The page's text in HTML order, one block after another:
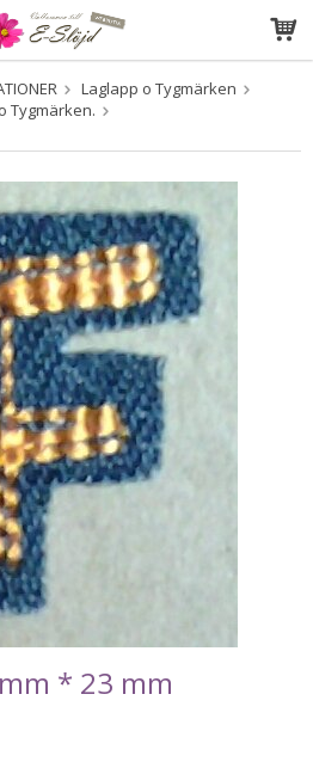
blivit tillagd i varukorgen
Laglapp o Tygmärken
Tygmärken.
* 23 mm